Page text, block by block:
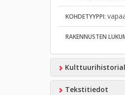
KOHDETYYPPI:
RAKENNUSTEN
Tekstitiedot